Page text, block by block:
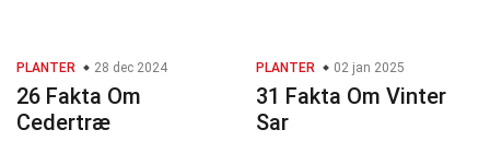
PLANTER 28 dec 2024
26 Fakta Om
Cedertræ
PLANTER 02 jan 2025
31 Fakta Om Vinter
Sar